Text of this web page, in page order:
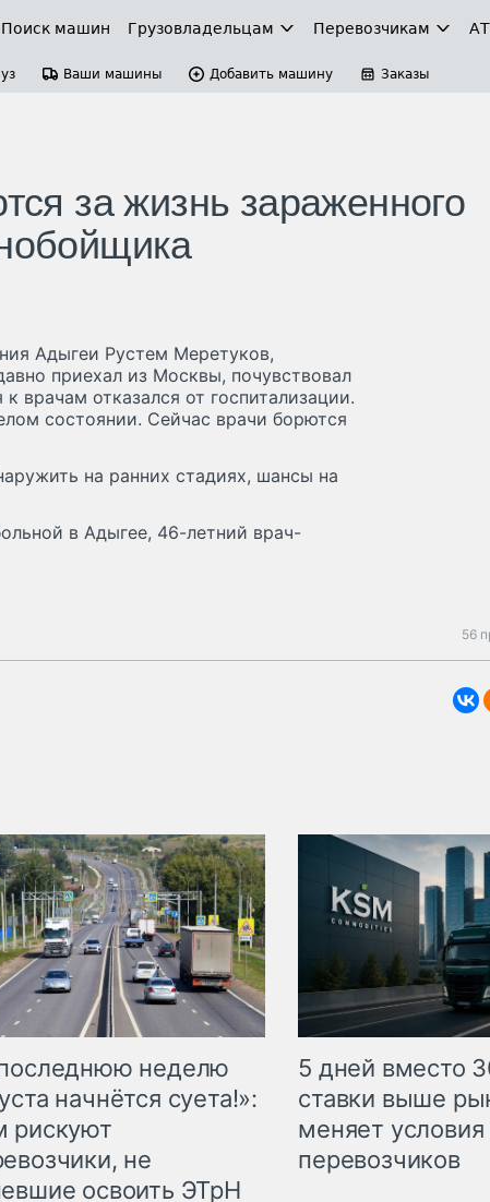
Поиск машин Грузовладельцам Перевозчикам
Ваши машины Добавить машину Заказы
за жизнь зараженного
Адыгеи Рустем Меретуков,
приехал из Москвы, почувствовал
врачам отказался от госпитализации.
состоянии. Сейчас врачи борются
на ранних стадиях, шансы на
в Адыгее, 46-летний врач-
56
неделю
начнётся суета!»:
рискуют
не
освоить ЭТрН
5 дней вместо
ставки выше
меняет условия
перевозчиков